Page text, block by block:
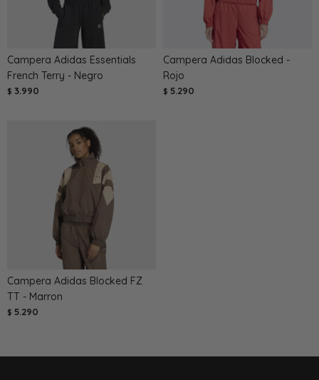
Campera Adidas Essentials
French Terry - Negro
$ 3.990
Campera Adidas Blocked -
Rojo
$ 5.290
Campera Adidas Blocked FZ
TT - Marron
$ 5.290